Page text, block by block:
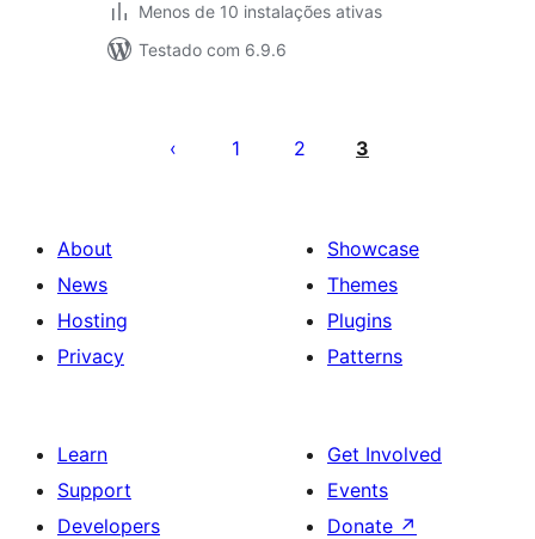
Menos de 10 instalações ativas
Testado com 6.9.6
pagination
1 2 3
About
News
Hosting
Privacy
Showcase
Themes
Plugins
Patterns
Learn
Support
Developers
Get Involved
Events
Donate ↗